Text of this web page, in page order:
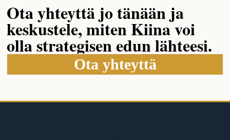
Ota yhteyttä jo tänään ja
keskustele, miten Kiina voi
olla strategisen edun lähteesi.
Ota yhteyttä